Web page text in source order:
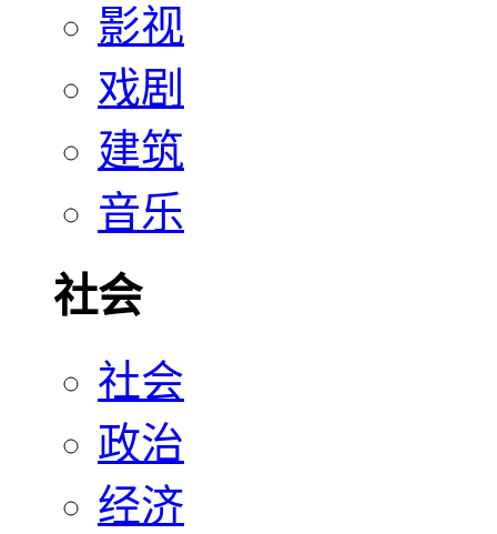
影视
戏剧
建筑
音乐
社会
社会
政治
经济